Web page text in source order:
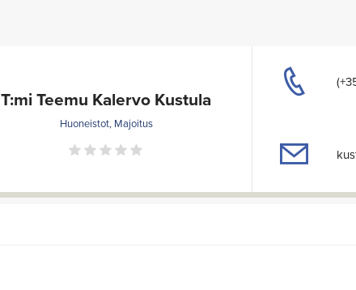
T:mi Teemu Kalervo Kustula
Huoneistot, Majoitus